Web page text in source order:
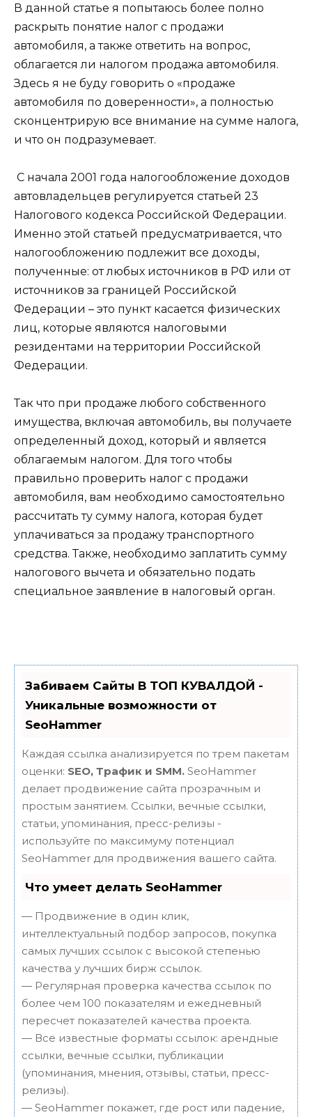
В данной статье я попытаюсь более полно
раскрыть понятие налог с продажи
автомобиля, а также ответить на вопрос,
облагается ли налогом продажа автомобиля.
Здесь я не буду говорить о «продаже
автомобиля по доверенности», а полностью
сконцентрирую все внимание на сумме налога,
и что он подразумевает.
С начала 2001 года налогообложение доходов
автовладельцев регулируется статьей 23
Налогового кодекса Российской Федерации.
Именно этой статьей предусматривается, что
налогообложению подлежит все доходы,
полученные: от любых источников в РФ или от
источников за границей Российской
Федерации – это пункт касается физических
лиц, которые являются налоговыми
резидентами на территории Российской
Федерации.
Так что при продаже любого собственного
имущества, включая автомобиль, вы получаете
определенный доход, который и является
облагаемым налогом. Для того чтобы
правильно проверить налог с продажи
автомобиля, вам необходимо самостоятельно
рассчитать ту сумму налога, которая будет
уплачиваться за продажу транспортного
средства. Также, необходимо заплатить сумму
налогового вычета и обязательно подать
специальное заявление в налоговый орган.
Забиваем Сайты В ТОП КУВАЛДОЙ -
Уникальные возможности от
SeoHammer
Каждая ссылка анализируется по трем пакетам
оценки: SEO, Трафик и SMM. SeoHammer
делает продвижение сайта прозрачным и
простым занятием. Ссылки, вечные ссылки,
статьи, упоминания, пресс-релизы -
используйте по максимуму потенциал
SeoHammer для продвижения вашего сайта.
Что умеет делать SeoHammer
— Продвижение в один клик,
интеллектуальный подбор запросов, покупка
самых лучших ссылок с высокой степенью
качества у лучших бирж ссылок.
— Регулярная проверка качества ссылок по
более чем 100 показателям и ежедневный
пересчет показателей качества проекта.
— Все известные форматы ссылок: арендные
ссылки, вечные ссылки, публикации
(упоминания, мнения, отзывы, статьи, пресс-
релизы).
— SeoHammer покажет, где рост или падение,